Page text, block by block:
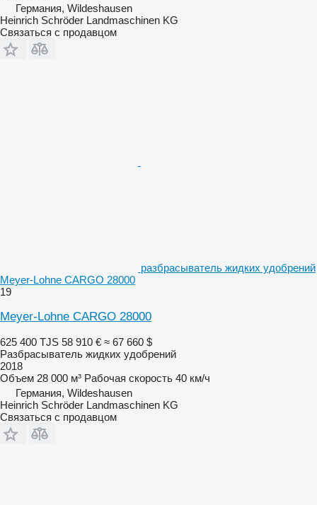
Германия, Wildeshausen
Heinrich Schröder Landmaschinen KG
Связаться с продавцом
разбрасыватель жидких удобрений
Meyer-Lohne CARGO 28000
19
Meyer-Lohne CARGO 28000
625 400 TJS 58 910 € ≈ 67 660 $
Разбрасыватель жидких удобрений
2018
Объем 28 000 м³ Рабочая скорость 40 км/ч
Германия, Wildeshausen
Heinrich Schröder Landmaschinen KG
Связаться с продавцом